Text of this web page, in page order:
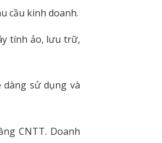
cầu kinh doanh.
tính ảo, lưu trữ,
sử dụng và
CNTT. Doanh